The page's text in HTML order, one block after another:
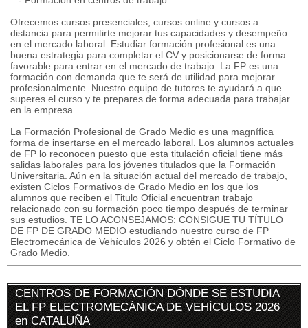
Ofrecemos cursos presenciales, cursos online y cursos a
distancia para permitirte mejorar tus capacidades y desempeño
en el mercado laboral. Estudiar formación profesional es una
buena estrategia para completar el CV y posicionarse de forma
favorable para entrar en el mercado de trabajo. La FP es una
formación con demanda que te será de utilidad para mejorar
profesionalmente. Nuestro equipo de tutores te ayudará a que
superes el curso y te prepares de forma adecuada para trabajar
en la empresa.
La Formación Profesional de Grado Medio es una magnífica
forma de insertarse en el mercado laboral. Los alumnos actuales
de FP lo reconocen puesto que esta titulación oficial tiene más
salidas laborales para los jóvenes titulados que la Formación
Universitaria. Aún en la situación actual del mercado de trabajo,
existen Ciclos Formativos de Grado Medio en los que los
alumnos que reciben el Titulo Oficial encuentran trabajo
relacionado con su formación poco tiempo después de terminar
sus estudios. TE LO ACONSEJAMOS: CONSIGUE TU TÍTULO
DE FP DE GRADO MEDIO estudiando nuestro curso de FP
Electromecánica de Vehículos 2026 y obtén el Ciclo Formativo de
Grado Medio.
CENTROS DE FORMACIÓN DÓNDE SE ESTUDIA
EL FP ELECTROMECÁNICA DE VEHÍCULOS 2026
en CATALUÑA